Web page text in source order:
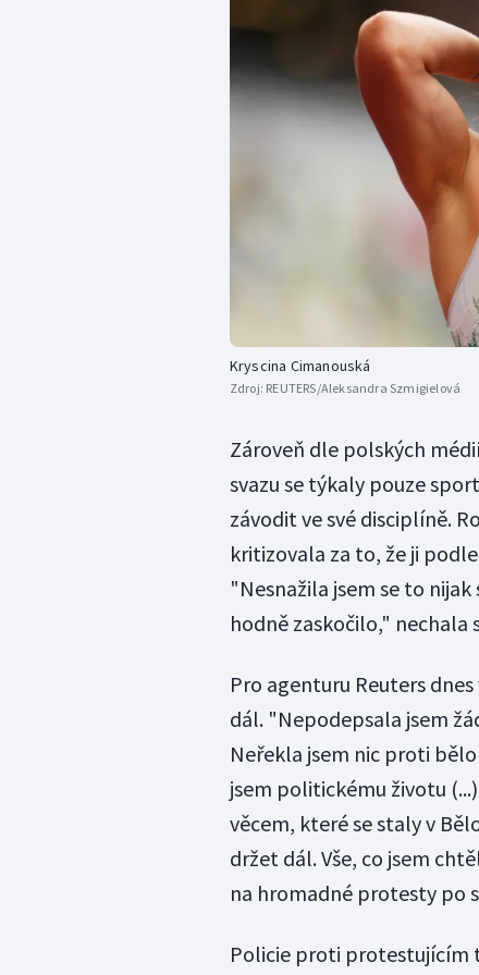
Kryscina Cimanouská
Zdroj: REUTERS/Aleksandra Szmigielová
Zároveň dle polských
svazu se týkaly pouze
závodit ve své disciplíně.
kritizovala za to, že ji
"Nesnažila jsem se to
hodně zaskočilo," nechala
Pro agenturu Reuters
dál. "Nepodepsala jsem
Neřekla jsem nic proti
jsem politickému životu
věcem, které se staly v
držet dál. Vše, co jsem
na hromadné protesty po
Policie proti protestujícím